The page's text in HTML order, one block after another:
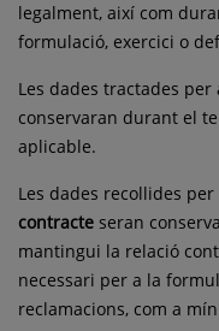
legalment, així com
formulació, exercici o
Les dades tractades per
conservaran durant el
aplicable.
Les dades recollides
contracte seran
mantingui la relació
necessari per a la
reclamacions, com a